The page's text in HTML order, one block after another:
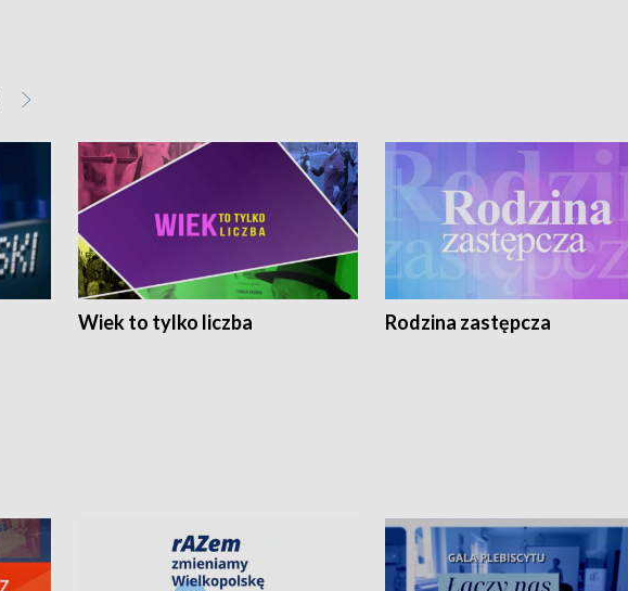
Wiek to tylko liczba Rodzina zastępcza